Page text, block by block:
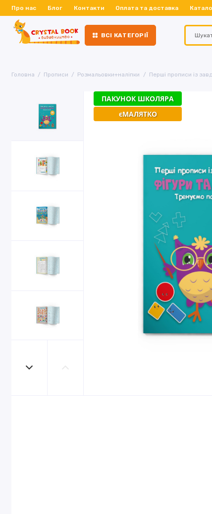
Про нас Блог Контакти Оплата та доставка
ВСІ КАТЕГОРІЇ
Головна Прописи Розмальовки+наліпки Перші прописи із
ПАКУНОК ШКОЛЯРА
єМАЛЯТКО